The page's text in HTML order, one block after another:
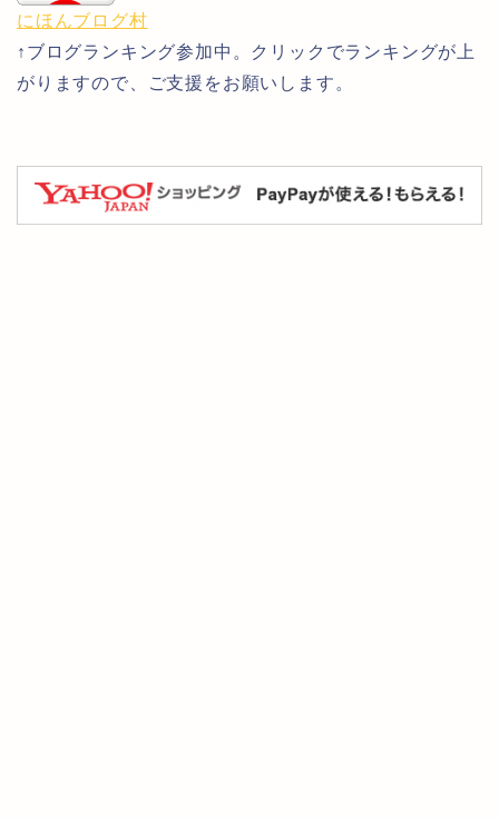
にほんブログ村
↑ブログランキング参加中。クリックでランキングが上
がりますので、ご支援をお願いします。